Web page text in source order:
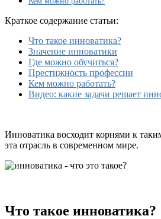
Краткое содержание статьи:
Что такое инноватика?
Значение инноватики
Где можно обучиться?
Престижность профессии
Кем можно работать?
Видео: какие задачи решает
Инноватика восходит корнями к
эта отрасль в современном мире.
Что такое инноватика?